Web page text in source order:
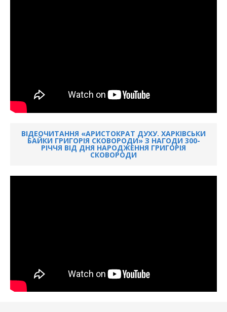
ВІДЕОЧИТАННЯ «АРИСТОКРАТ ДУХУ. ХАРКІВСЬКИ
БАЙКИ ГРИГОРІЯ СКОВОРОДИ» З НАГОДИ 300-
РІЧЧЯ ВІД ДНЯ НАРОДЖЕННЯ ГРИГОРІЯ
СКОВОРОДИ